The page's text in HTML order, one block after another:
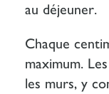
au déjeuner.
Chaque
maximum.
les murs, y